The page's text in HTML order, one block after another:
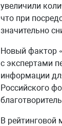
увеличили
что при
значительно
Новый фактор
с экспертами
информации
Российского
В рейтинговой